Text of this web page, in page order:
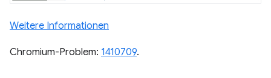
Weitere Informationen
Chromium-Problem: 1410709.